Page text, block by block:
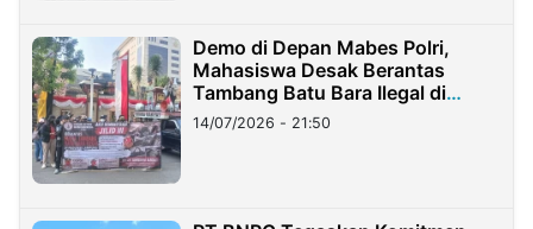
Demo di Depan Mabes Polri,
Mahasiswa Desak Berantas
Tambang Batu Bara Ilegal di
Lampung
14/07/2026 - 21:50